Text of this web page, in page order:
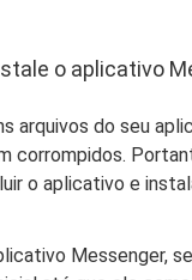
o aplicativo
arquivos do seu
corrompidos.
o aplicativo e
Messenger,